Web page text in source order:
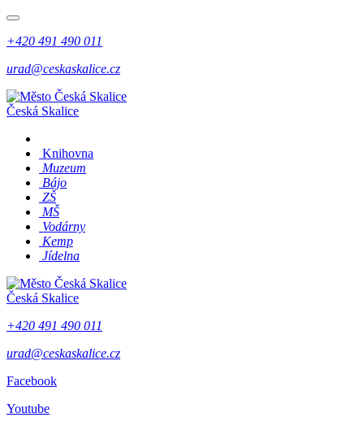
+420 491 490 011
urad@ceskaskalice.cz
Česká Skalice
Knihovna
Muzeum
Bájo
ZŠ
MŠ
Vodárny
Kemp
Jídelna
Česká Skalice
+420 491 490 011
urad@ceskaskalice.cz
Facebook
Youtube